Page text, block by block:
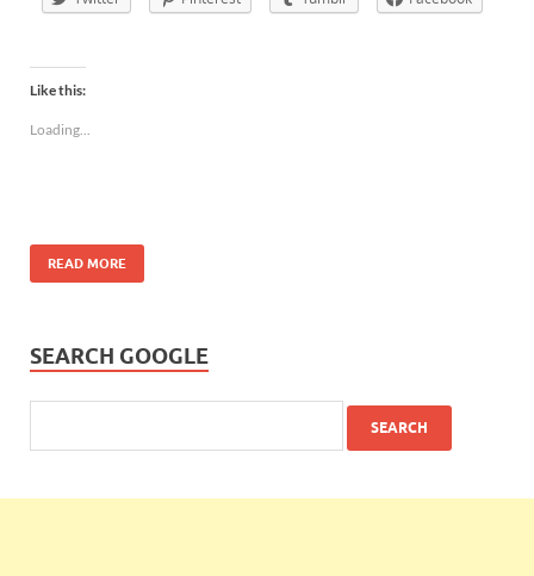
Like this:
Loading...
READ MORE
SEARCH GOOGLE